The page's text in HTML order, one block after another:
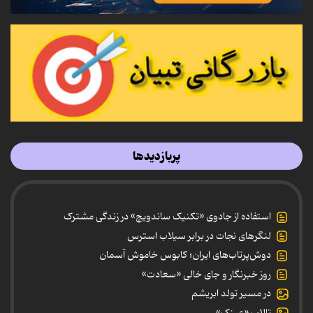
پربازدیدها
استفاده از جادوی «تکنیک ساندویچ» در زندگی مشترک
لنگرهای نجات در برابر سیلاب استرس
دوش‌پرتاب‌های ایران؛ کابوس خاموش آسمان
روز خبرنگار و جای خالی «سعادت»
در مسیر تولد ابریشم